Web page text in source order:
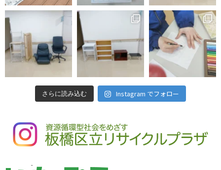
さらに読み込む Instagram でフォロー